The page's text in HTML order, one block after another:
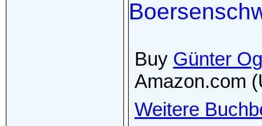
Buy Günter
Amazon.com
Weitere